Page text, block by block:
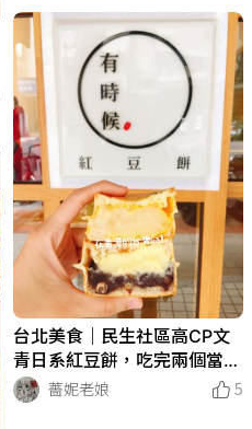
台北美食｜民生社區高CP文
青日系紅豆餅，吃完兩個當一
餐😂薔妮老娘 5